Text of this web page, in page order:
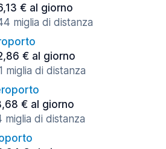
€ al giorno
miglia di distanza
€ al giorno
miglia di distanza
€ al giorno
miglia di distanza